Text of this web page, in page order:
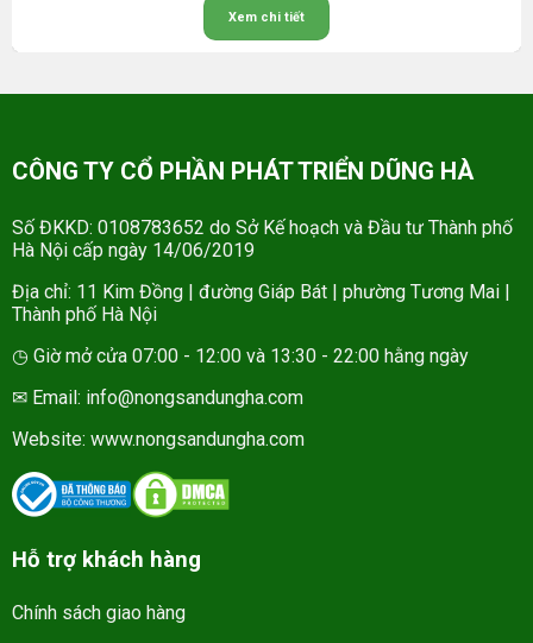
Xem chi tiết
CÔNG TY CỔ PHẦN PHÁT TRIỂN DŨNG HÀ
Số ĐKKD: 0108783652 do Sở Kế hoạch và Đầu tư Thành phố
Hà Nội cấp ngày 14/06/2019
Địa chỉ: 11 Kim Đồng | đường Giáp Bát | phường Tương Mai |
Thành phố Hà Nội
◷ Giờ mở cửa 07:00 - 12:00 và 13:30 - 22:00 hằng ngày
✉ Email: info@nongsandungha.com
Website: www.nongsandungha.com
Hỗ trợ khách hàng
Chính sách giao hàng